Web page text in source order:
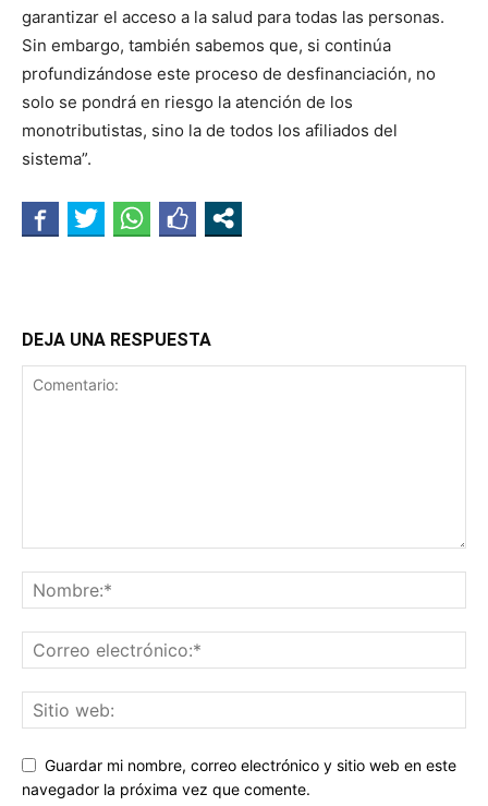
garantizar el acceso a la salud para todas las personas.
Sin embargo, también sabemos que, si continúa
profundizándose este proceso de desfinanciación, no
solo se pondrá en riesgo la atención de los
monotributistas, sino la de todos los afiliados del
sistema”.
DEJA UNA RESPUESTA
Guardar mi nombre, correo electrónico y sitio web en este
navegador la próxima vez que comente.